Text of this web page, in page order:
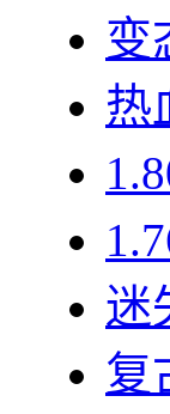
变
热
迷
复